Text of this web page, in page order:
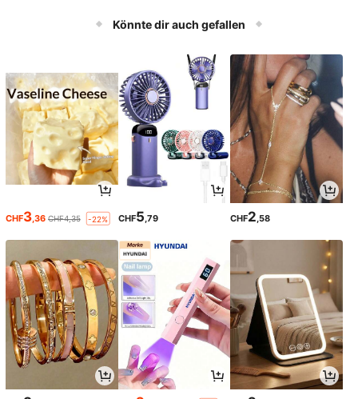
Könnte dir auch gefallen
CHF3 ,36 CHF4,35 -22% CHF5 ,79 CHF2 ,58